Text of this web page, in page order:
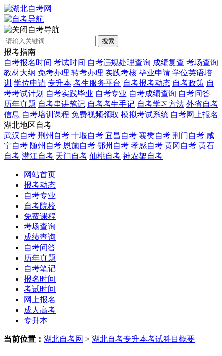
自考导航
搜索
报考指南
自考报名时间 考试时间 自考违规处理查询 成绩复查 考场查询
教材大纲 免考办理 转考办理 实践考核 毕业申请 学位英语培
训 学位申请 专升本 考生服务平台 自考报考动态 自考政策 自
考考试计划 自考实践毕业 自考专业 自考成绩查询 自考问答
历年真题 自考串讲笔记 自考考生手记 自考学习方法 外省自考
信息 自考培训课程 免费视频领取 模拟考试系统 自考网上报名
湖北地区自考
武汉自考 荆州自考 十堰自考 宜昌自考 襄樊自考 荆门自考 咸
宁自考 随州自考 恩施自考 鄂州自考 孝感自考 黄冈自考 黄石
自考 潜江自考 天门自考 仙桃自考 神农架自考
网站首页
报考动态
自考专业
自考院校
免费课程
考场查询
成绩查询
自考问答
历年真题
自考笔记
报名时间
考试时间
网上报名
成人高考
专升本
当前位置： 湖北自考网 > 湖北自考专升本考试科目概要